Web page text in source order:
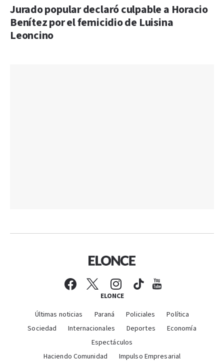
Jurado popular declaró culpable a Horacio
Benítez por el femicidio de Luisina
Leoncino
ELONCE
Últimas noticias Paraná Policiales
Política
Sociedad
Internacionales Deportes
Economía
Espectáculos
Haciendo Comunidad
Impulso Empresarial